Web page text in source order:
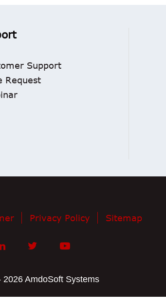
Support
Request
Privacy Policy Sitemap
AmdoSoft Systems